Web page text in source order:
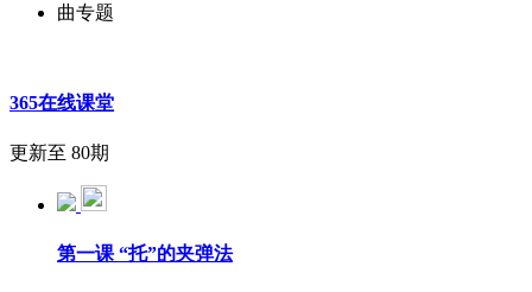
曲专题
365在线课堂
更新至 80期
第一课 “托”的夹弹法